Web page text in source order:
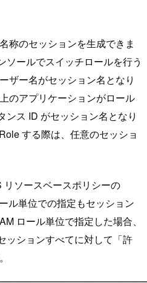
称のセッションを生成できま
ソールでスイッチロールを行う
ザー名がセッション名となり
のアプリケーションがロール
ンス ID がセッション名となり
する際は、任意のセッショ
ソースベースポリシーの
ル単位での指定もセッション
ロール単位で指定した場合、
ッションすべてに対して「許